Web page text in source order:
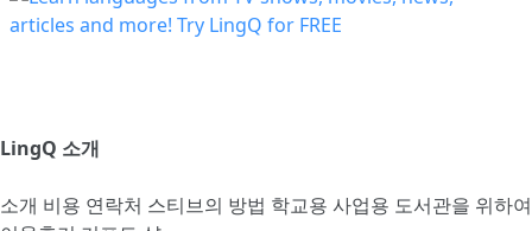
LingQ 소개
소개 비용 연락처 스티브의 방법 학교용 사업용 도서관을 위하여